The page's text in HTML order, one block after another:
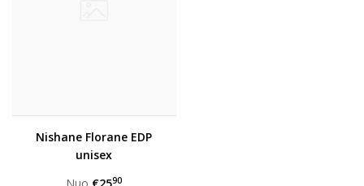
Nishane Florane EDP
unisex
90